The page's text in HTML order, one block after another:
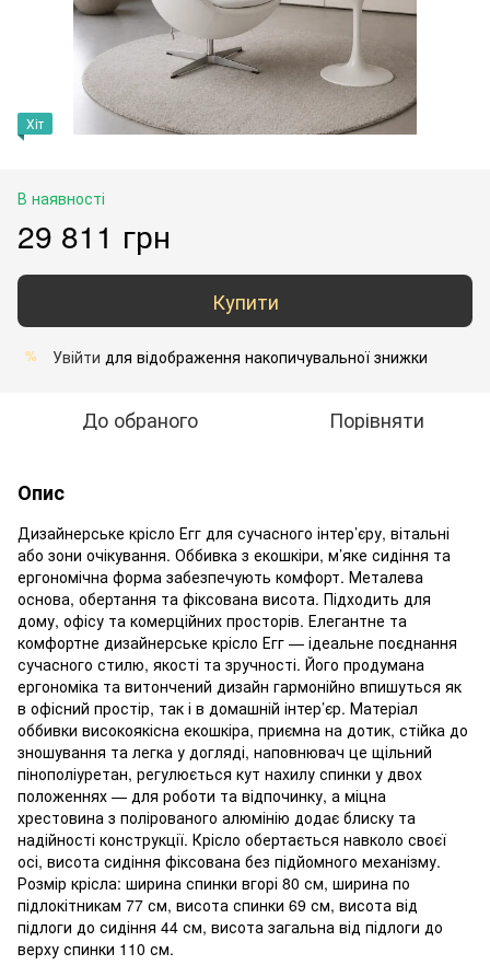
Хіт
В наявності
29 811 грн
Купити
% Увійти для відображення накопичувальної знижки
До обраного Порівняти
Опис
Дизайнерське крісло Егг для сучасного інтер’єру, вітальні
або зони очікування. Оббивка з екошкіри, м’яке сидіння та
ергономічна форма забезпечують комфорт. Металева
основа, обертання та фіксована висота. Підходить для
дому, офісу та комерційних просторів. Елегантне та
комфортне дизайнерське крісло Егг — ідеальне поєднання
сучасного стилю, якості та зручності. Його продумана
ергономіка та витончений дизайн гармонійно впишуться як
в офісний простір, так і в домашній інтер’єр. Матеріал
оббивки високоякісна екошкіра, приємна на дотик, стійка до
зношування та легка у догляді, наповнювач це щільний
пінополіуретан, регулюється кут нахилу спинки у двох
положеннях — для роботи та відпочинку, а міцна
хрестовина з полірованого алюмінію додає блиску та
надійності конструкції. Крісло обертається навколо своєї
осі, висота сидіння фіксована без підйомного механізму.
Розмір крісла: ширина спинки вгорі 80 см, ширина по
підлокітникам 77 см, висота спинки 69 см, висота від
підлоги до сидіння 44 см, висота загальна від підлоги до
верху спинки 110 см.